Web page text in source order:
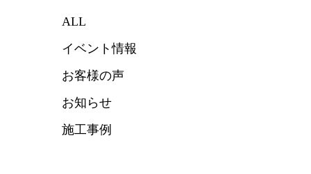
ALL
イベント情報
お客様の声
お知らせ
施工事例